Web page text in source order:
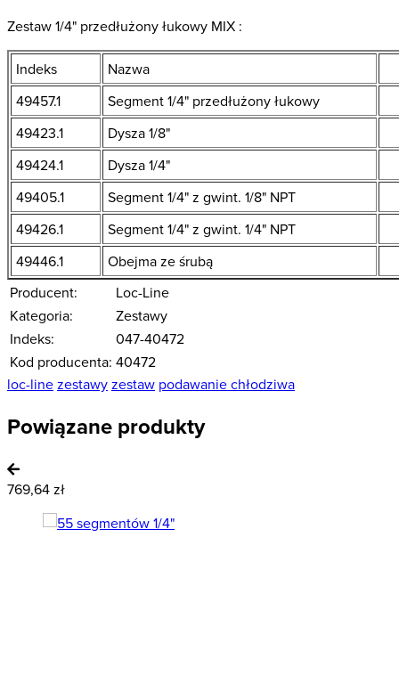
Zestaw 1/4" przedłużony łukowy MIX :
Indeks Nazwa
49457.1
Segment 1/4" przedłużony łukowy
49423.1
Dysza 1/8"
49424.1
Dysza 1/4"
49405.1
Segment 1/4" z gwint. 1/8" NPT
49426.1
Segment 1/4" z gwint. 1/4" NPT
49446.1
Obejma ze śrubą
Producent:
Loc-Line
Kategoria:
Zestawy
Indeks:
047-40472
Kod producenta: 40472
loc-linezestawyzestaw podawanie chłodziwa
Powiązane produkty
769,64 zł